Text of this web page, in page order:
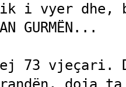
i vyer dhe,
73 vjeçari.